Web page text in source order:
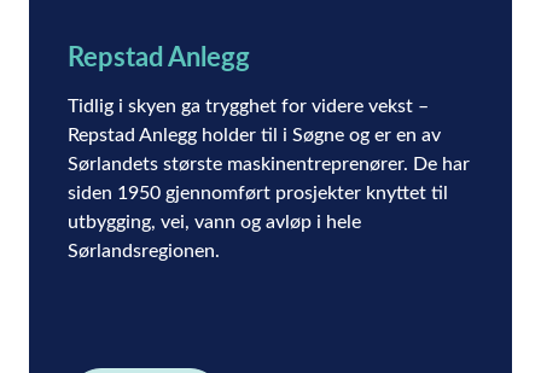
Repstad Anlegg
Tidlig i skyen ga trygghet for videre vekst –
Repstad Anlegg holder til i Søgne og er en av
Sørlandets største maskinentreprenører. De har
siden 1950 gjennomført prosjekter knyttet til
utbygging, vei, vann og avløp i hele
Sørlandsregionen.